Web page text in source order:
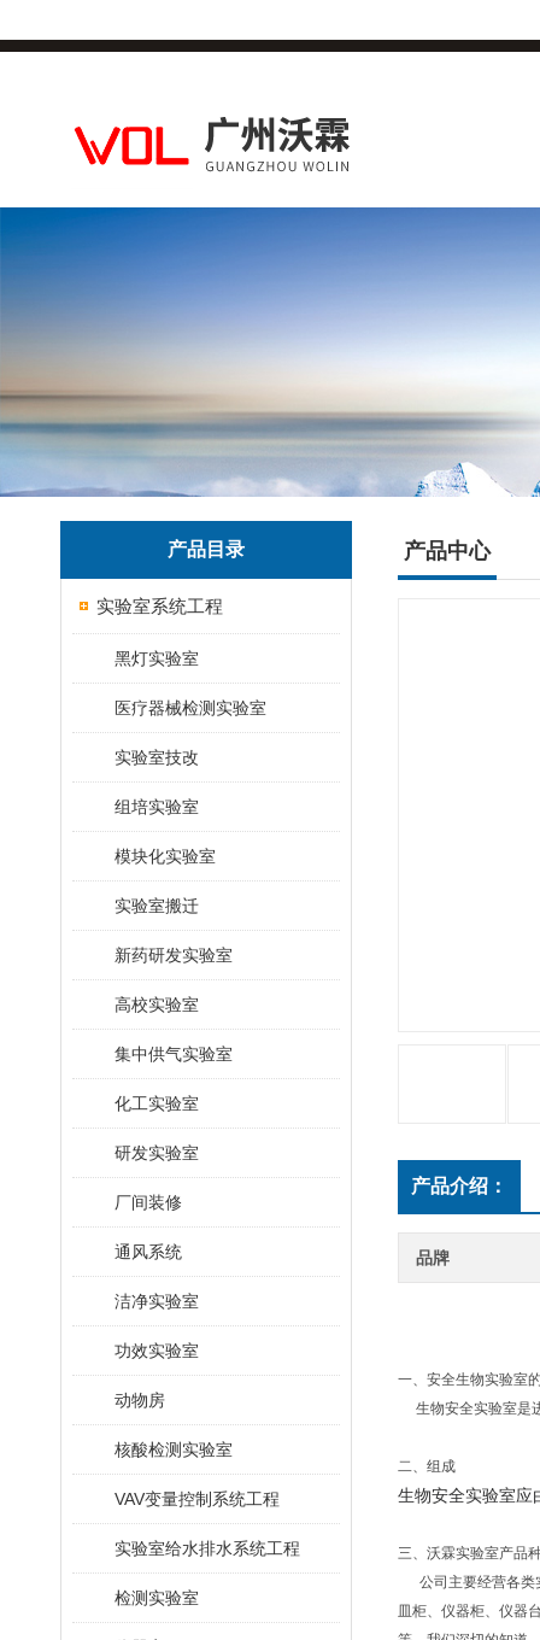
产品目录
实验室系统工程
黑灯实验室
医疗器械检测实验室
实验室技改
组培实验室
模块化实验室
实验室搬迁
新药研发实验室
高校实验室
集中供气实验室
化工实验室
研发实验室
厂间装修
通风系统
洁净实验室
功效实验室
动物房
核酸检测实验室
VAV变量控制系统工程
实验室给水排水系统工程
检测实验室
产品中心
产品介绍：
品牌
一、安全生物实验室
生物安全实验室是
二、组成
生物安全实验室应
三、沃霖实验室产品
公司主要经营各类
皿柜、仪器柜、仪器